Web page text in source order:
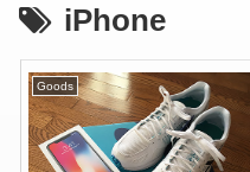
iPhone
Goods